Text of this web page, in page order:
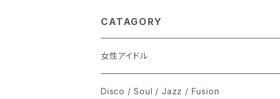
CATAGORY
女性アイドル
シングル盤
Disco / Soul / Jazz / Fusion